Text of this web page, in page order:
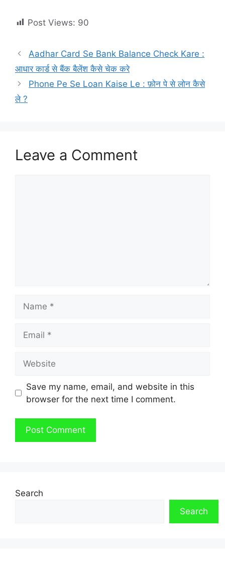
Post Views: 90
Aadhar Card Se Bank Balance Check Kare :
आधार कार्ड से बैंक बैलेंश कैसे चेक करे
Phone Pe Se Loan Kaise Le : फ़ोन पे से लोन कैसे
ले ?
Leave a Comment
Save my name, email, and website in this
browser for the next time I comment.
Search
Search